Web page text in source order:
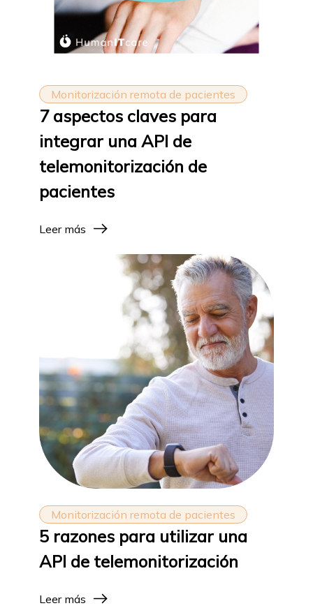
Monitorización remota de pacientes
7 aspectos claves para
integrar una API de
telemonitorización de
pacientes
Leer más
Monitorización remota de pacientes
5 razones para utilizar una
API de telemonitorización
Leer más